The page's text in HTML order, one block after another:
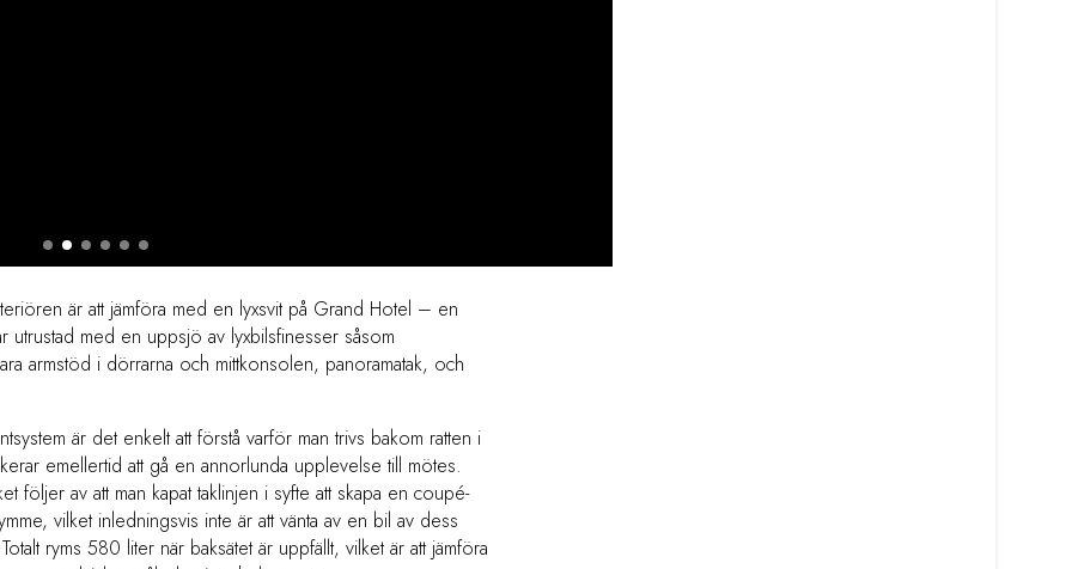
är att jämföra med en lyxsvit på Grand Hotel – en
utrustad med en uppsjö av lyxbilsfinesser såsom
armstöd i dörrarna och mittkonsolen, panoramatak, och
är det enkelt att förstå varför man trivs bakom ratten i
emellertid att gå en annorlunda upplevelse till mötes.
följer av att man kapat taklinjen i syfte att skapa en coupé-
vilket inledningsvis inte är att vänta av en bil av dess
ryms 580 liter när baksätet är uppfällt, vilket är att jämföra